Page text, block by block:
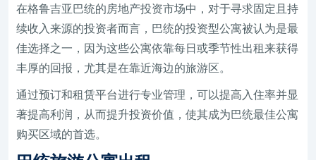
在格鲁吉亚巴统的房地产投资市场中，对于寻求固定且持
续收入来源的投资者而言，巴统的投资型公寓被认为是最
佳选择之一，因为这些公寓依靠每日或季节性出租来获得
丰厚的回报，尤其是在靠近海边的旅游区。
通过预订和租赁平台进行专业管理，可以提高入住率并显
著提高利润，从而提升投资价值，使其成为巴统最佳公寓
购买区域的首选。